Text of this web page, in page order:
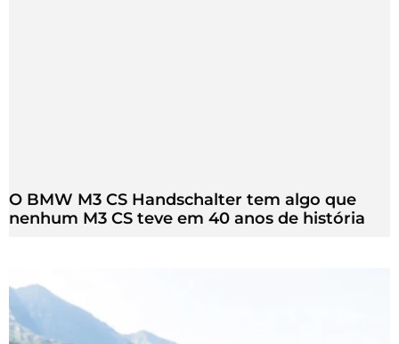
O BMW M3 CS Handschalter tem algo que
nenhum M3 CS teve em 40 anos de história